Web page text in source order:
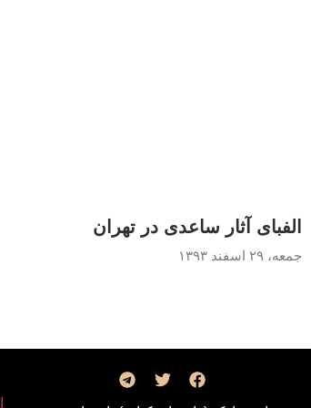
الفبای آثار ساعدی در تهران
جمعه، ۲۹ اسفند ۱۳۹۳